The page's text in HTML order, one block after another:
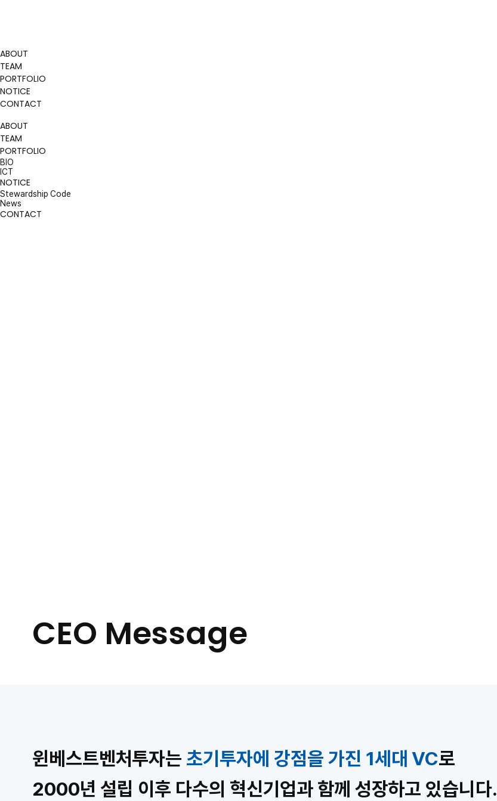
ABOUT
TEAM
PORTFOLIO
NOTICE
CONTACT
ABOUT
TEAM
PORTFOLIO
BIO
ICT
NOTICE
Stewardship Code
News
CONTACT
CEO Message
윈베스트벤처투자는 초기투자에 강점을 가진 1세대 VC로
2000년 설립 이후 다수의 혁신기업과 함께 성장하고 있습니다.